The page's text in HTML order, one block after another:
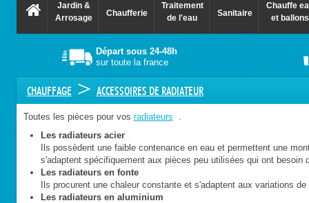
Jardin &
Arrosage
Chaufferie
Traitement
de l'eau
Sanitaire
Chauffe
et ballons
Départ sous 24-48h
sur toute la france
CHAUFFAGE > ACCESSOIRES DE RADIATEUR
Toutes les pièces pour vos radiateurs .
Les radiateurs acier
Ils possèdent une faible contenance en eau et permettent une
s'adaptent spécifiquement aux pièces peu utilisées qui ont besoin
Les radiateurs en fonte
Ils procurent une chaleur constante et s'adaptent aux variations
Les radiateurs en aluminium